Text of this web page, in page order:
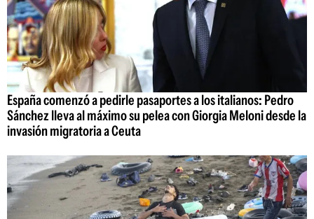
España comenzó a pedirle pasaportes a los italianos: Pedro
Sánchez lleva al máximo su pelea con Giorgia Meloni desde la
invasión migratoria a Ceuta